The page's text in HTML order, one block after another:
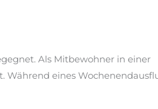
Als Mitbewohner in einer
Während eines